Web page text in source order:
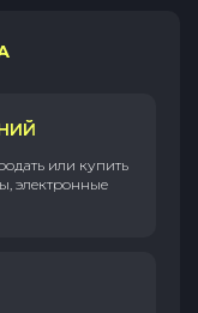
или купить
электронные